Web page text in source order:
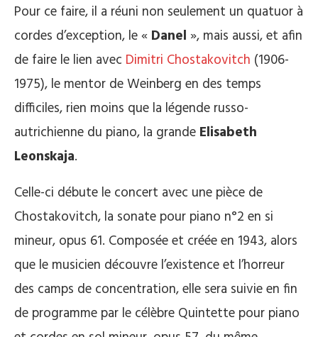
Pour ce faire, il a réuni non seulement un quatuor à
cordes d’exception, le « Danel », mais aussi, et afin
de faire le lien avec Dimitri Chostakovitch (1906-
1975), le mentor de Weinberg en des temps
difficiles, rien moins que la légende russo-
autrichienne du piano, la grande Elisabeth
Leonskaja.
Celle-ci débute le concert avec une pièce de
Chostakovitch, la sonate pour piano n°2 en si
mineur, opus 61. Composée et créée en 1943, alors
que le musicien découvre l’existence et l’horreur
des camps de concentration, elle sera suivie en fin
de programme par le célèbre Quintette pour piano